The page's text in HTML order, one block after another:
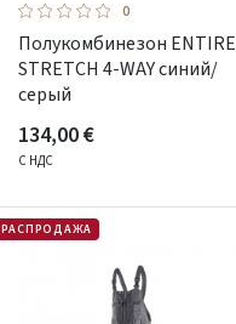
0
Полукомбинезон ENTIRE
STRETCH 4-WAY синий/
серый
134,00 €
С НДС
РАСПРОДАЖА